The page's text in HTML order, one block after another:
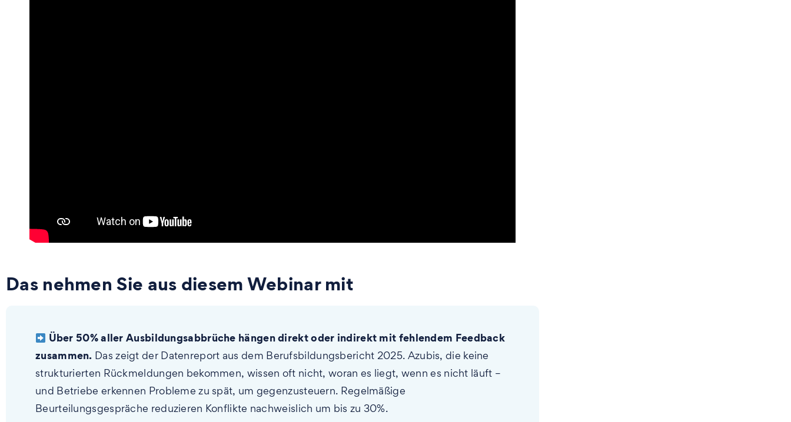
Das nehmen Sie aus diesem Webinar mit
Über 50% aller Ausbildungsabbrüche hängen direkt oder indirekt mit fehlendem Feedback
zusammen. Das zeigt der Datenreport aus dem Berufsbildungsbericht 2025. Azubis, die keine
strukturierten Rückmeldungen bekommen, wissen oft nicht, woran es liegt, wenn es nicht läuft –
und Betriebe erkennen Probleme zu spät, um gegenzusteuern. Regelmäßige
Beurteilungsgespräche reduzieren Konflikte nachweislich um bis zu 30%.